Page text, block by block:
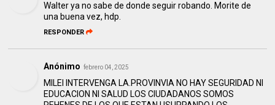
Walter ya no sabe de donde seguir robando. Morite de
una buena vez, hdp.
RESPONDER
Anónimo febrero 04, 2025
MILEI INTERVENGA LA.PROVINVIA NO HAY SEGURIDAD NI
EDUCACION NI SALUD LOS CIUDADANOS SOMOS